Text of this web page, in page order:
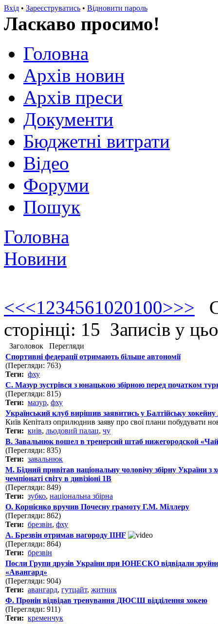
Вхід • Зареєструватись • Відновити пароль
Ласкаво просимо!
Головна
Архів новин
Архів преси
Документи
Бюджетні витрати
Відео
Форуми
Пошук
Головна
Новини
<<<1234561020100>>>
сторінці: 15 Записів у
Заголовок
Перегляди
Спортивні федерації отримають більше автономії
(Перегляди: 763)
Теги: фху
С. Мазур зустрівся з юнацькою збірною перед початком
(Перегляди: 815)
Теги: мазур, фху
Український клуб вирішив заявитись у Балтійську хокейну
Київ Кепіталз оприлюднив заяву про свої плани побудувати
Теги: киів, льодовий палац, чу
В. Завальнюк вошел в тренерсий штаб нижегородской
(Перегляди: 835)
Теги: завальнюк
М. Бідний привітав національну чоловічу збірну України з
чемпіонаті світу в дивізіоні 1В
(Перегляди: 849)
Теги: зубко, національна збірна
О. Корнієнко вручив Почесну грамоту Г.М. Міллеру
(Перегляди: 862)
Теги: брезвін, фху
А. Брезвін отримав нагороду IIHF
(Перегляди: 864)
Теги: брезвін
Посли Групи друзів України при ЮНЕСКО відвідали
«Авангард»
(Перегляди: 904)
Теги: авангард, гутцайт, житник
Ф. Пронін відвідав тренування ДЮСШ відділення хокею
(Перегляди: 911)
Теги: кременчук